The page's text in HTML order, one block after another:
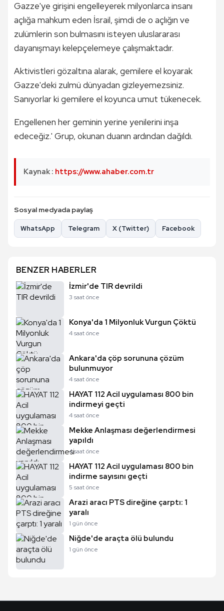
Gazze'ye girişini engelleyerek milyonlarca insanı
açlığa mahkum eden İsrail, şimdi de o açlığın ve
zulümlerin son bulmasını isteyen uluslararası
dayanışmayı kelepçelemeye çalışmaktadır.
Aktivistleri gözaltına alarak, gemilere el koyarak
Gazze'deki zulmü dünyadan gizleyemezsiniz.
Sanıyorlar ki gemilere el koyunca umut tükenecek.
Engellenen her geminin yerine yenilerini inşa
edeceğiz.' Grup, okunan duanın ardından dağıldı.
Kaynak : https://www.ahaber.com.tr
Sosyal medyada paylaş
WhatsApp Telegram X (Twitter) Facebook
BENZER HABERLER
İzmir'de TIR devrildi
3 saat önce
Konya'da 1 Milyonluk Vurgun Çöktü
4 saat önce
Ankara'da çöp sorununa çözüm
bulunmuyor
4 saat önce
HAYAT 112 Acil uygulaması 800 bin
indirmeyi geçti
4 saat önce
Mekke Anlaşması değerlendirmesi
yapıldı
4 saat önce
HAYAT 112 Acil uygulaması 800 bin
indirme sayısını geçti
5 saat önce
Arazi aracı PTS direğine çarptı: 1
yaralı
1 gün önce
Niğde'de araçta ölü bulundu
1 gün önce